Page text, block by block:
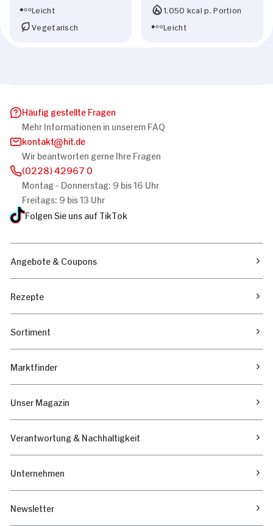
Leicht
Vegetarisch
1.050 kcal p. Portion
Leicht
Häufig gestellte Fragen
Mehr Informationen in unserem FAQ
kontakt
hit.de
Wir beantworten gerne Ihre Fragen
(0228) 42967 0
Montag - Donnerstag: 9 bis 16 Uhr
Freitags: 9 bis 13 Uhr
Folgen Sie uns auf TikTok
Angebote & Coupons
Rezepte
Sortiment
Marktfinder
Unser Magazin
Verantwortung & Nachhaltigkeit
Unternehmen
Newsletter